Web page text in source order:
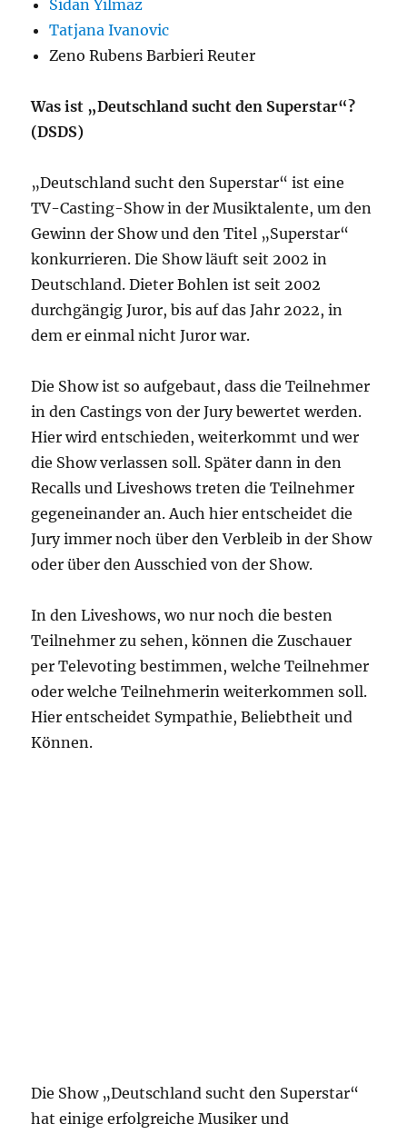
Sidan Yilmaz
Tatjana Ivanovic
Zeno Rubens Barbieri Reuter
Was ist „Deutschland sucht den Superstar“?
(DSDS)
„Deutschland sucht den Superstar“ ist eine
TV-Casting-Show in der Musiktalente, um den
Gewinn der Show und den Titel „Superstar“
konkurrieren. Die Show läuft seit 2002 in
Deutschland. Dieter Bohlen ist seit 2002
durchgängig Juror, bis auf das Jahr 2022, in
dem er einmal nicht Juror war.
Die Show ist so aufgebaut, dass die Teilnehmer
in den Castings von der Jury bewertet werden.
Hier wird entschieden, weiterkommt und wer
die Show verlassen soll. Später dann in den
Recalls und Liveshows treten die Teilnehmer
gegeneinander an. Auch hier entscheidet die
Jury immer noch über den Verbleib in der Show
oder über den Ausschied von der Show.
In den Liveshows, wo nur noch die besten
Teilnehmer zu sehen, können die Zuschauer
per Televoting bestimmen, welche Teilnehmer
oder welche Teilnehmerin weiterkommen soll.
Hier entscheidet Sympathie, Beliebtheit und
Können.
Die Show „Deutschland sucht den Superstar“
hat einige erfolgreiche Musiker und